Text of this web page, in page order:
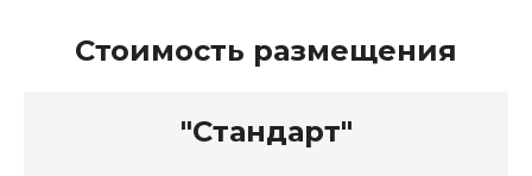
Стоимость размещения
"Стандарт"